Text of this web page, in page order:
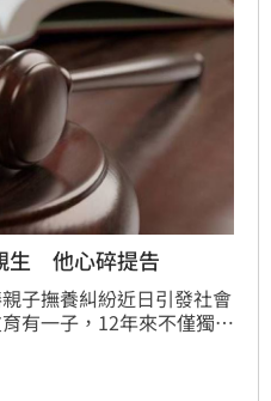
生 他心碎提告
子撫養糾紛近日引發社會
有一子，12年來不僅獨自
告卻揭露殘酷真相，證實